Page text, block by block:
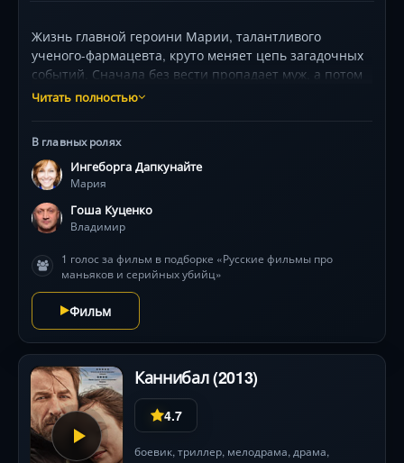
Жизнь главной героини Марии, талантливого
ученого-фармацевта, круто меняет цепь загадочных
событий. Сначала без вести пропадает муж, а потом
в городе начинаются убийства. Спустя три недели
маньяка-убийцы. Несмотря на поддержу друзей,
Мария оказывается на грани отчаяния…
Читать полностью
В главных ролях
Ингеборга Дапкунайте
Мария
Гоша Куценко
Владимир
1 голос за фильм в подборке «Русские фильмы про
маньяков и серийных убийц»
Фильм
Каннибал (2013)
4.7
боевик, триллер, мелодрама, драма,